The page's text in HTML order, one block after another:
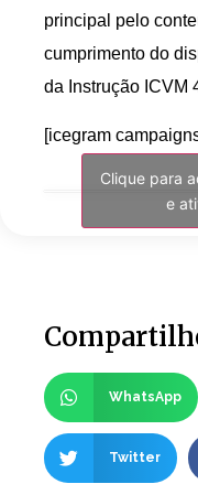
principal pelo
cumprimento do
da Instrução ICVM
[icegram
Clique para
e
WhatsApp
Twitter